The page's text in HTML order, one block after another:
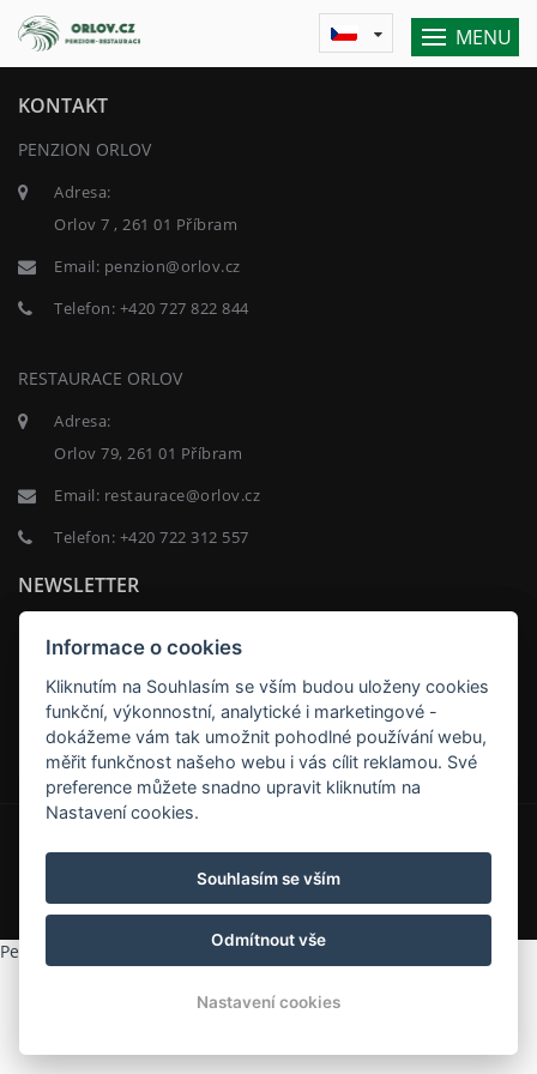
MENU
KONTAKT
PENZION ORLOV
Adresa:
Orlov 7 , 261 01 Příbram
Email: penzion@orlov.cz
Telefon: +420 727 822 844
RESTAURACE ORLOV
Adresa:
Orlov 79, 261 01 Příbram
Email: restaurace@orlov.cz
Telefon: +420 722 312 557
NEWSLETTER
ODEBÍRAT
Penzion Orlov hodnocení
Informace o cookies
Kliknutím na Souhlasím se vším budou uloženy cookies
funkční, výkonnostní, analytické i marketingové -
dokážeme vám tak umožnit pohodlné používání webu,
měřit funkčnost našeho webu i vás cílit reklamou. Své
preference můžete snadno upravit kliknutím na
Nastavení cookies.
Souhlasím se vším
Odmítnout vše
Nastavení cookies